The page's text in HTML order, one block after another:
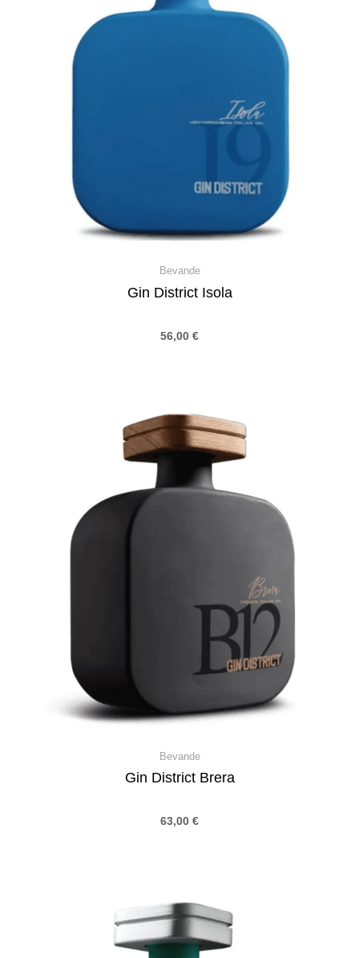
Bevande
Gin District Isola
56,00 €
Bevande
Gin District Brera
63,00 €